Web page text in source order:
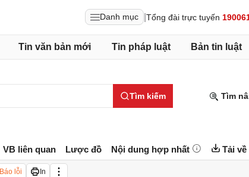
Danh mục Tổng đài trực tuyến
Tin văn bản mới Tin pháp luật Bản tin luật
Tìm kiếm Tìm
VB liên quan Lược đồ Nội dung hợp nhất Tải về
Báo lỗi In